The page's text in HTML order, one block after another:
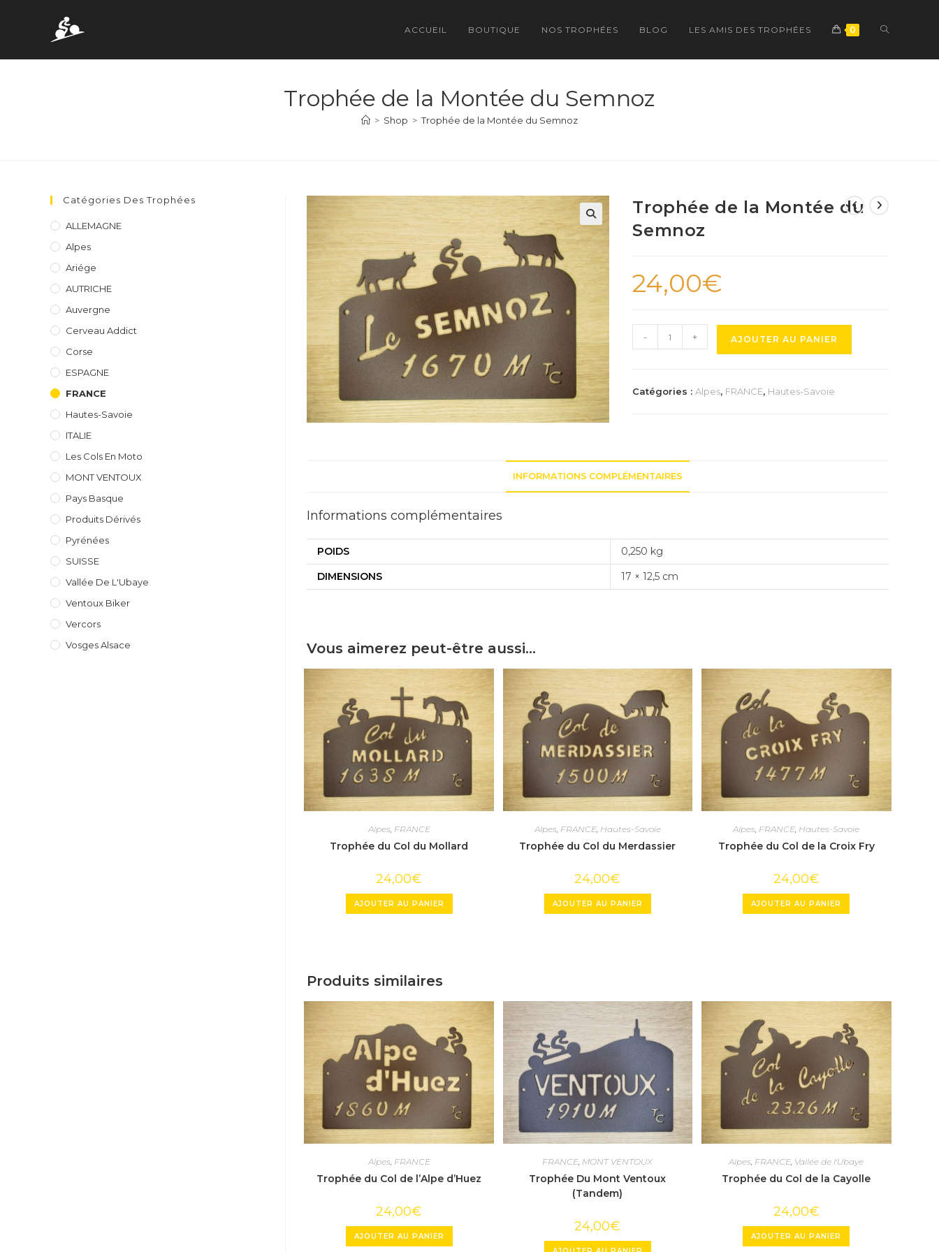
ACCUEIL BOUTIQUE NOS TROPHÉES BLOG LES AMIS DES TROPHÉES 0 TOGGLE
Trophée de la Montée du Semnoz
> Shop > Trophée de la Montée du Semnoz
Trophée de la Montée du
Semnoz
24,00€
quantité
de
- + AJOUTER AU PANIER
Catégories : Alpes, FRANCE, Hautes-Savoie
INFORMATIONS COMPLÉMENTAIRES
Informations complémentaires
POIDS
0,250 kg
DIMENSIONS
17 × 12,5 cm
Vous aimerez peut-être aussi…
Alpes FRANCE
Trophée du Col du Mollard
24,00€
AJOUTER AU PANIER
Alpes FRANCE, Hautes-Savoie
Trophée du Col du Merdassier
24,00€
AJOUTER AU PANIER
Alpes FRANCE Hautes-Savoie
Trophée du Col de la Croix Fry
24,00€
AJOUTER AU PANIER
Produits similaires
Alpes, FRANCE
Trophée du Col de l’Alpe d’Huez
24,00€
AJOUTER AU PANIER
FRANCE, MONT VENTOUX
Trophée Du Mont Ventoux
(Tandem)
24,00€
Alpes, FRANCE, Vallée de l'Ubaye
Trophée du Col de la Cayolle
24,00€
AJOUTER AU PANIER
Catégories Des Trophées
ALLEMAGNE
Alpes
Ariége
AUTRICHE
Auvergne
Cerveau Addict
Corse
ESPAGNE
FRANCE
Hautes-Savoie
ITALIE
Les Cols En Moto
MONT VENTOUX
Pays Basque
Produits Dérivés
Pyrénées
SUISSE
Vallée De L'Ubaye
Ventoux Biker
Vercors
Vosges Alsace